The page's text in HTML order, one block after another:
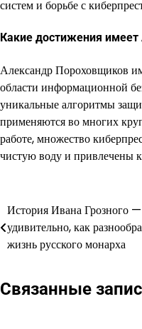
систем и борьбе с
Какие достижения
Александр Пороховщиков
области информационной
уникальные алгоритмы
применяются во многих
работе, множество
чистую воду и привлечены к
Навигация
по
записям
История Ивана Грозного —
удивительно, как
жизнь русского монарха
Связанные